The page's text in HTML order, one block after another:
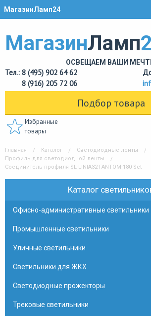
МагазинЛамп24
МагазинЛамп
ОСВЕЩАЕМ ВАШИ
Тел.: 8 (495) 902 64 62
8 (916) 205 72 06
Подбор товара
Избранные
товары
Главная Каталог
Светодиодные ленты
Профиль для светодиодной ленты
Cоединитель профиля SL-LINIA32-FANTOM-180 Set
Каталог
Офисно-административные светильники
Промышленные светильники
Уличные светильники
Светильники для ЖКХ
Светодиодные прожекторы
Трековые светильники